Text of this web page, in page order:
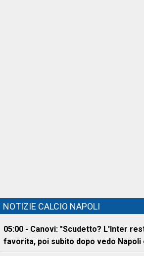
NOTIZIE CALCIO NAPOLI
05:00 - Canovi: "Scudetto? L'Inter
favorita, poi subito dopo vedo Napoli